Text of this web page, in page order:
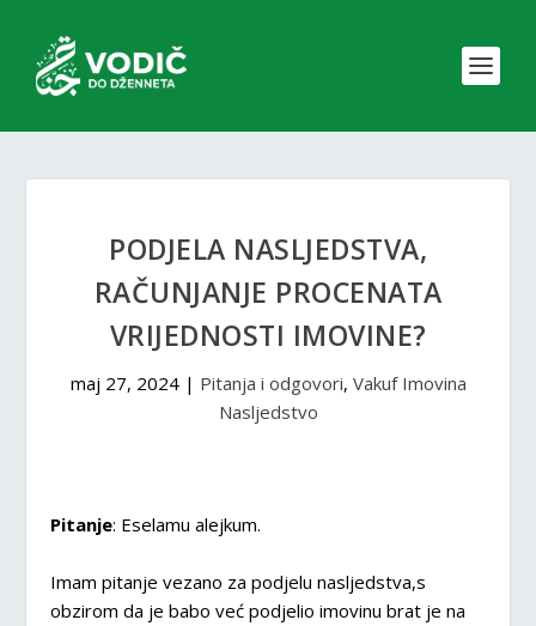
PODJELA NASLJEDSTVA,
RAČUNJANJE PROCENATA
VRIJEDNOSTI IMOVINE?
maj 27, 2024| Pitanja i odgovori, Vakuf Imovina
Nasljedstvo
Pitanje: Eselamu alejkum.
Imam pitanje vezano za podjelu nasljedstva,s
obzirom da je babo već podjelio imovinu brat je na